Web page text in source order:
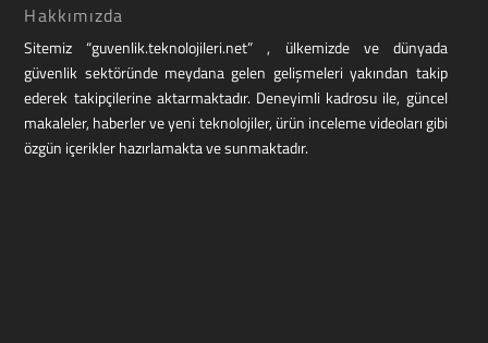
Hakkımızda
Sitemiz “guvenlik.teknolojileri.net” , ülkemizde ve dünyada
güvenlik sektöründe meydana gelen gelişmeleri yakından takip
ederek takipçilerine aktarmaktadır. Deneyimli kadrosu ile, güncel
makaleler, haberler ve yeni teknolojiler, ürün inceleme videoları gibi
özgün içerikler hazırlamakta ve sunmaktadır.